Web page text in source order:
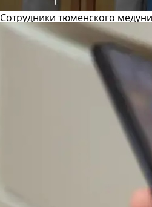
Сотрудники тюменского